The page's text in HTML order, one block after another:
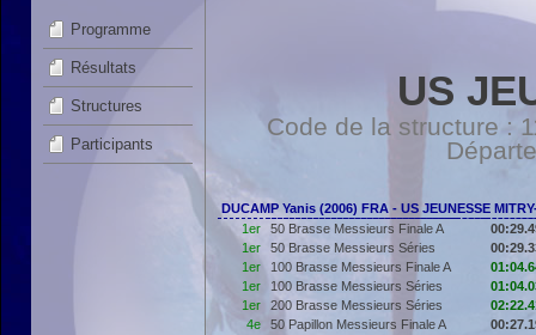
Programme
Résultats
Structures
Participants
US
Code de la structure :
DUCAMP Yanis (2006) FRA - US JEUNESSE
1er
50 Brasse Messieurs Finale A
1er
50 Brasse Messieurs Séries
1er
100 Brasse Messieurs Finale A
1er
100 Brasse Messieurs Séries
1er
200 Brasse Messieurs Séries
4e
50 Papillon Messieurs Finale A